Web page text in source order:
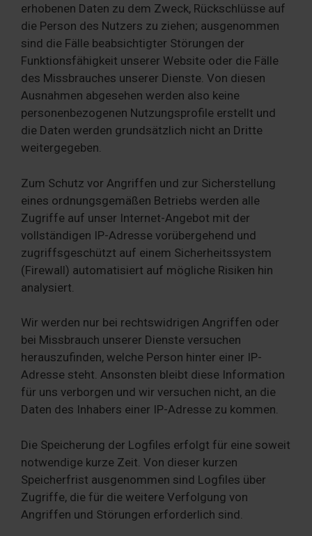
erhobenen Daten zu dem Zweck, Rückschlüsse auf
die Person des Nutzers zu ziehen; ausgenommen
sind die Fälle beabsichtigter Störungen der
Funktionsfähigkeit unserer Website oder die Fälle
des Missbrauches unserer Dienste. Von diesen
Ausnahmen abgesehen werden also keine
personenbezogenen Nutzungsprofile erstellt und
die Daten werden grundsätzlich nicht an Dritte
weitergegeben.
Zum Schutz vor Angriffen und zur Sicherstellung
eines ordnungsgemäßen Betriebs werden alle
Zugriffe auf unser Internet-Angebot mit der
vollständigen IP-Adresse vorübergehend und
zugriffsgeschützt auf einem Sicherheitssystem
(Firewall) automatisiert auf mögliche Risiken hin
analysiert.
Wir werden nur bei rechtswidrigen Angriffen oder
bei Missbrauch unserer Dienste versuchen
herauszufinden, welche Person hinter einer IP-
Adresse steht. Ansonsten bleibt diese Information
für uns verborgen und wir versuchen nicht, an die
Daten des Inhabers einer IP-Adresse zu kommen.
Die Speicherung der Logfiles erfolgt für eine soweit
notwendige kurze Zeit. Von dieser kurzen
Speicherfrist ausgenommen sind Logfiles über
Zugriffe, die für die weitere Verfolgung von
Angriffen und Störungen erforderlich sind.